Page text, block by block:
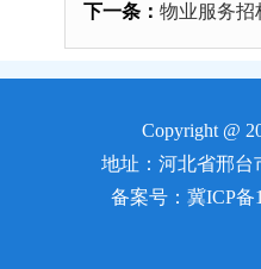
下一条： 物业服务招
Copyright @
地址：河北省邢台
备案号：冀ICP备